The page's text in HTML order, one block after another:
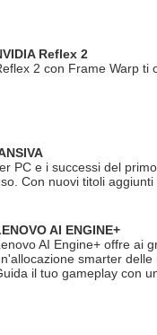
Reflex 2
2 con Frame Warp ti
PC e i successi del
Con nuovi titoli
AI ENGINE+
AI Engine+ offre ai
smarter
il tuo gameplay con